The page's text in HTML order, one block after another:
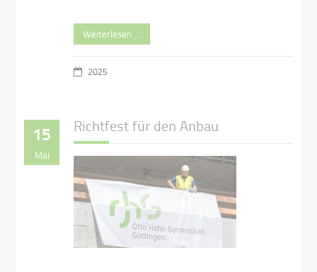
Weiterlesen …
2025
15
Mai
Richtfest für den Anbau